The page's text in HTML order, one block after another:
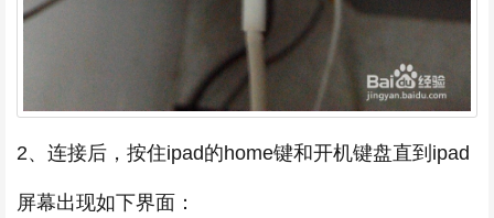
2、连接后，按住ipad的home键和开机键盘直到ipad
屏幕出现如下界面：